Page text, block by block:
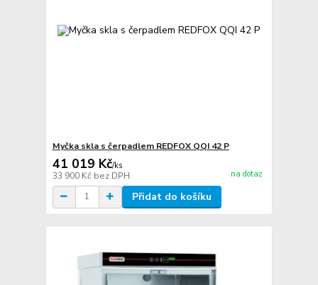
Myčka skla s čerpadlem REDFOX QQI 42 P
41 019 Kč/ks
33 900 Kč bez DPH na dotaz
Přidat do košíku